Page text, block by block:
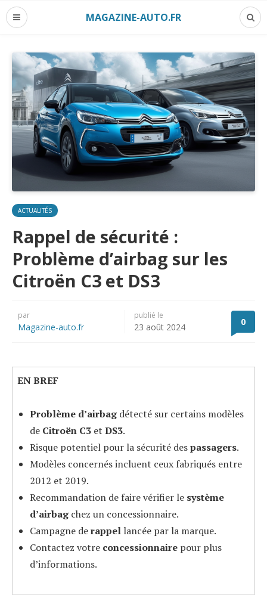
MAGAZINE-AUTO.FR
ACTUALITÉS
Rappel de sécurité :
Problème d’airbag sur les
Citroën C3 et DS3
par
Magazine-auto.fr
publié le
23 août 2024 0
EN BREF
Problème d’airbagdétecté sur certains modèles
de Citroën C3et DS3.
Risque potentiel pour la sécurité despassagers.
Modèles concernés incluent ceux fabriqués entre
2012 et 2019.
Recommandation de faire vérifier le système
d’airbagchez un concessionnaire.
Campagne derappellancée par la marque.
Contactez votre concessionnairepour plus
d’informations.